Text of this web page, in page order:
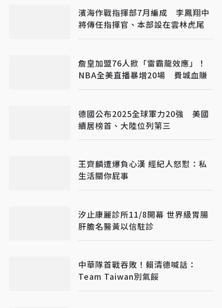
濱海作戰指揮部7月編成 李鳳翔中
將傳任指揮官、本部設在雲林虎尾
詹皇加盟76人掀「雷霸龍效應」！
NBA全美直播暴增20場 費城血賺
德國公布2025全球軍力20強 美國
續居榜首、大陸位列第三
王齊麟遭爆負心漢 經紀人怒懟：私
生活關你屁事
汐止康麗診所11/8開幕 世界級胃腸
肝膽名醫黃以信駐診
中華隊首戰吞敗！賴清德喊話：
Team Taiwan別氣餒